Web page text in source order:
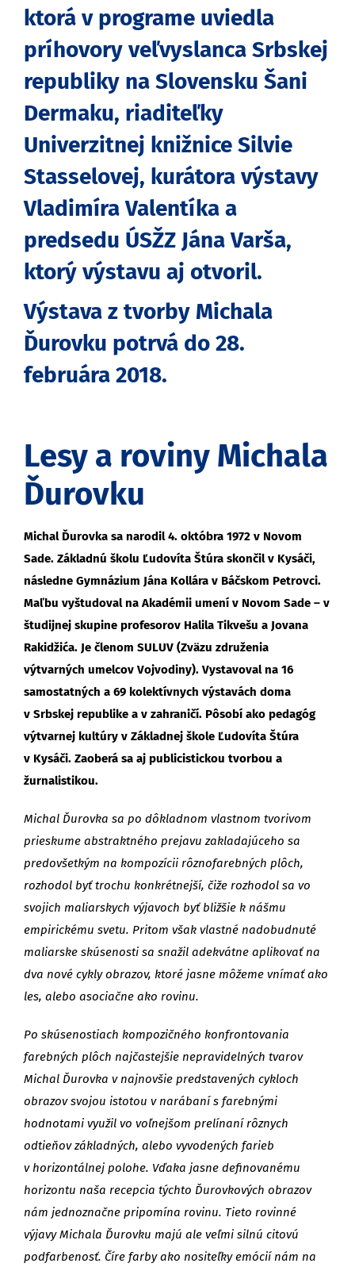
ktorá v programe uviedla
príhovory veľvyslanca Srbskej
republiky na Slovensku Šani
Dermaku, riaditeľky
Univerzitnej knižnice Silvie
Stasselovej, kurátora výstavy
Vladimíra Valentíka a
predsedu ÚSŽZ Jána Varša,
ktorý výstavu aj otvoril.
Výstava z tvorby Michala
Ďurovku potrvá do 28.
februára 2018.
Lesy a roviny Michala
Ďurovku
Michal Ďurovka sa narodil 4. októbra 1972 v Novom
Sade. Základnú školu Ľudovíta Štúra skončil v Kysáči,
následne Gymnázium Jána Kollára v Báčskom Petrovci.
Maľbu vyštudoval na Akadémii umení v Novom Sade – v
študijnej skupine profesorov Halila Tikvešu a Jovana
Rakidžića. Je členom SULUV (Zväzu združenia
výtvarných umelcov Vojvodiny). Vystavoval na 16
samostatných a 69 kolektívnych výstavách doma
v Srbskej republike a v zahraničí. Pôsobí ako pedagóg
výtvarnej kultúry v Základnej škole Ľudovíta Štúra
v Kysáči. Zaoberá sa aj publicistickou tvorbou a
žurnalistikou.
Michal Ďurovka sa po dôkladnom vlastnom tvorivom
prieskume abstraktného prejavu zakladajúceho sa
predovšetkým na kompozícii rôznofarebných plôch,
rozhodol byť trochu konkrétnejší, čiže rozhodol sa vo
svojich maliarskych výjavoch byť bližšie k nášmu
empirickému svetu. Pritom však vlastné nadobudnuté
maliarske skúsenosti sa snažil adekvátne aplikovať na
dva nové cykly obrazov, ktoré jasne môžeme vnímať ako
les, alebo asociačne ako rovinu.
Po skúsenostiach kompozičného konfrontovania
farebných plôch najčastejšie nepravidelných tvarov
Michal Ďurovka v najnovšie predstavených cykloch
obrazov svojou istotou v narábaní s farebnými
hodnotami využil vo voľnejšom prelínaní rôznych
odtieňov základných, alebo vyvodených farieb
v horizontálnej polohe. Vďaka jasne definovanému
horizontu naša recepcia týchto Ďurovkových obrazov
nám jednoznačne pripomína rovinu. Tieto rovinné
výjavy Michala Ďurovku majú ale veľmi silnú citovú
podfarbenosť. Číre farby ako nositeľky emócií nám na